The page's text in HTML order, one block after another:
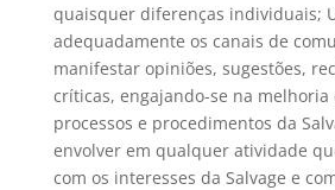
quaisquer diferenças individuais;
adequadamente os canais de
manifestar opiniões, sugestões,
críticas, engajando-se na melhoria
processos e procedimentos da
envolver em qualquer atividade
com os interesses da Salvage e